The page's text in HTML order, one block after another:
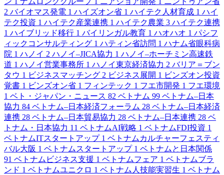
2 バイオマス発電 1 ハイズオン省 1 ハイテク人材育成 1 ハイ
テク投資 1 ハイテク産業連携 1 ハイテク農業 3 ハイテク連携
1 ハイブリッド移行 1 バイリンガル教育 1 ハオハオ 1 パシフ
ィックコンサルティング 1 ハティン省訪問 1 ハナム省眼科病
院 1 ハノイ 2 ハノイ–JICA協力 1 ハノイ–ホーチミン高速鉄
道 1 ハノイ営業事務所 1 ハノイ東京経済協力 2 バリア＝ブン
タウ 1 ビジネスマッチング 2 ビジネス展開 1 ビンズオン投資
覚書 1 ビンズオン省 1 フィンテック 1 フエ市開発 1 フエ環境
1 ベト・ジャパン・ニュース 82 ベトナム 99 ベトナム–日本
協力 84 ベトナム–日本経済フォーラム 28 ベトナム–日本経済
連携 28 ベトナム–日本貿易協力 28 ベトナム–日本連携 28 ベ
トナム・日本協力 11 ベトナムAI戦略 1 ベトナムFDI投資 1
ベトナムITスタートアップ 1 ベトナムカルチャーフェスティ
バル大阪 1 ベトナムスタートアップ 1 ベトナムと日本関係
91 ベトナムビジネス支援 1 ベトナムフェア 1 ベトナムブラ
ンド 1 ベトナムユニクロ 1 ベトナム人技能実習生 1 ベトナム